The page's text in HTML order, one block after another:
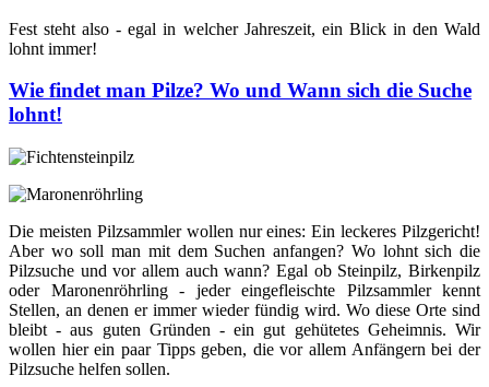
Fest steht also - egal in welcher Jahreszeit, ein Blick in den Wald
lohnt immer!
Wie findet man Pilze? Wo und Wann sich die Suche
lohnt!
Die meisten Pilzsammler wollen nur eines: Ein leckeres Pilzgericht!
Aber wo soll man mit dem Suchen anfangen? Wo lohnt sich die
Pilzsuche und vor allem auch wann? Egal ob Steinpilz, Birkenpilz
oder Maronenröhrling - jeder eingefleischte Pilzsammler kennt
Stellen, an denen er immer wieder fündig wird. Wo diese Orte sind
bleibt - aus guten Gründen - ein gut gehütetes Geheimnis. Wir
wollen hier ein paar Tipps geben, die vor allem Anfängern bei der
Pilzsuche helfen sollen.